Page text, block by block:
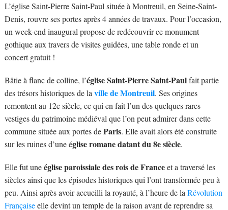
L’église Saint-Pierre Saint-Paul située à Montreuil, en Seine-Saint-
Denis, rouvre ses portes après 4 années de travaux. Pour l’occasion,
un week-end inaugural propose de redécouvrir ce monument
gothique aux travers de visites guidées, une table ronde et un
concert gratuit !
Bâtie à flanc de colline, l’église Saint-Pierre Saint-Paulfait partie
des trésors historiques de la ville de Montreuil. Ses origines
remontent au 12e siècle, ce qui en fait l’un des quelques rares
vestiges du patrimoine médiéval que l’on peut admirer dans cette
commune située aux portes deParis. Elle avait alors été construite
sur les ruines d’une église romane datant du 8e siècle.
Elle fut uneéglise paroissiale des rois de Franceet a traversé les
siècles ainsi que les épisodes historiques qui l’ont transformée peu à
peu. Ainsi après avoir accueilli la royauté, à l’heure de la Révolution
Françaiseelle devint un temple de la raison avant de reprendre sa